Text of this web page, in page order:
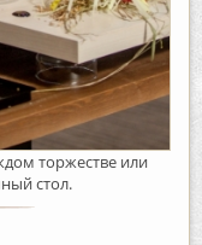
торжестве или
стол.